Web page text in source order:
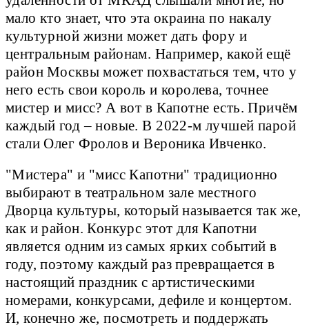
мало кто знает, что эта окраина по накалу
культурной жизни может дать фору и
центральным районам. Например, какой ещё
район Москвы может похвастаться тем, что у
него есть свои король и королева, точнее
мистер и мисс? А вот в Капотне есть. Причём
каждый год – новые. В 2022-м лучшей парой
стали Олег Фролов и Вероника Ивченко.
"Мистера" и "мисс Капотни" традиционно
выбирают в театральном зале местного
Дворца культуры, который называется так же,
как и район. Конкурс этот для Капотни
является одним из самых ярких событий в
году, поэтому каждый раз превращается в
настоящий праздник с артистическими
номерами, конкурсами, дефиле и концертом.
И, конечно же, посмотреть и поддержать